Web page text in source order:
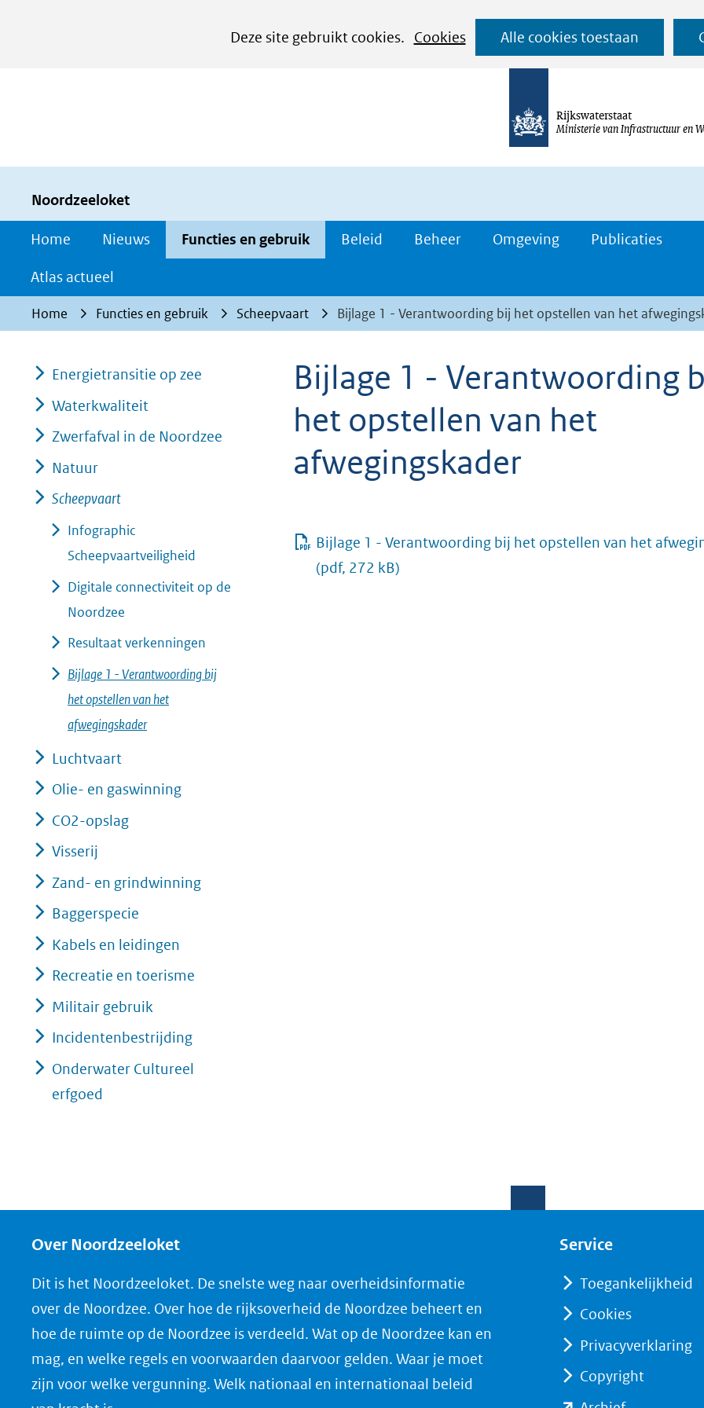
Deze site gebruikt cookies.
Cookies
van
cookies
op
deze
website
worden
toegestaan
geweigerd.
Alle cookies toestaan
Ga
naar
de
Rijkswaterstaat
Ministerie van Infrastructuur en
Noordzeeloket
Home Nieuws Functies en gebruik Beleid Beheer Omgeving Publicaties
Atlas actueel
Home Functies en gebruik Scheepvaart Bijlage 1 - Verantwoording bij het opstellen van het
Bijlage 1 - Verantwoording
het opstellen van het
afwegingskader
Bijlage 1 - Verantwoording bij het opstellen van het
(pdf, 272 kB)
Energietransitie op zee
Waterkwaliteit
Zwerfafval in de Noordzee
Natuur
Scheepvaart
Infographic
Scheepvaartveiligheid
Digitale connectiviteit op de
Noordzee
Resultaat verkenningen
Bijlage 1 - Verantwoording bij
het opstellen van het
afwegingskader
Luchtvaart
Olie- en gaswinning
CO2-opslag
Visserij
Zand- en grindwinning
Baggerspecie
Kabels en leidingen
Recreatie en toerisme
Militair gebruik
Incidentenbestrijding
Onderwater Cultureel
erfgoed
Over Noordzeeloket
Dit is het Noordzeeloket. De snelste weg naar overheidsinformatie
over de Noordzee. Over hoe de rijksoverheid de Noordzee beheert en
hoe de ruimte op de Noordzee is verdeeld. Wat op de Noordzee kan en
mag, en welke regels en voorwaarden daarvoor gelden. Waar je moet
zijn voor welke vergunning. Welk nationaal en internationaal beleid
Service
Toegankelijkheid
Cookies
Privacyverklaring
Copyright